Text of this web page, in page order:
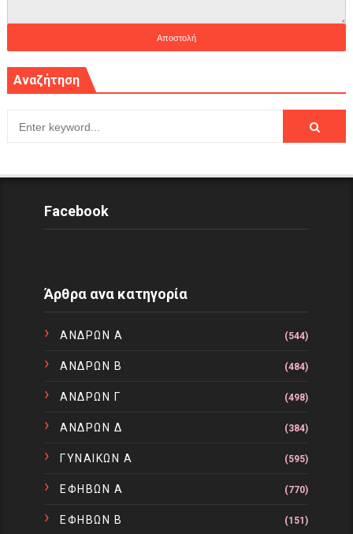
Αναζήτηση
Facebook
Άρθρα ανα κατηγορία
ΑΝΔΡΩΝ Α (544)
ΑΝΔΡΩΝ Β (484)
ΑΝΔΡΩΝ Γ (498)
ΑΝΔΡΩΝ Δ (384)
ΓΥΝΑΙΚΩΝ Α (595)
ΕΦΗΒΩΝ Α (770)
ΕΦΗΒΩΝ Β (151)